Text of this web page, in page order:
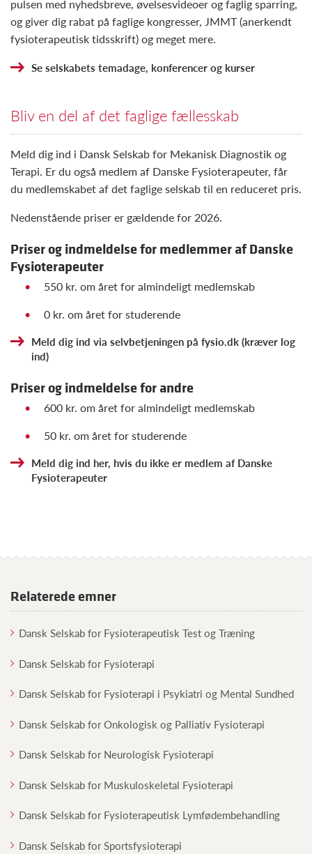
pulsen med nyhedsbreve, øvelsesvideoer og faglig sparring,
og giver dig rabat på faglige kongresser, JMMT (anerkendt
fysioterapeutisk tidsskrift) og meget mere.
Se selskabets temadage, konferencer og kurser
Bliv en del af det faglige fællesskab
Meld dig ind i Dansk Selskab for Mekanisk Diagnostik og
Terapi. Er du også medlem af Danske Fysioterapeuter, får
du medlemskabet af det faglige selskab til en reduceret pris.
Nedenstående priser er gældende for 2026.
Priser og indmeldelse for medlemmer af Danske
Fysioterapeuter
550 kr. om året for almindeligt medlemskab
0 kr. om året for studerende
Meld dig ind via selvbetjeningen på fysio.dk (kræver log
ind)
Priser og indmeldelse for andre
600 kr. om året for almindeligt medlemskab
50 kr. om året for studerende
Meld dig ind her, hvis du ikke er medlem af Danske
Fysioterapeuter
Relaterede emner
Dansk Selskab for Fysioterapeutisk Test og Træning
Dansk Selskab for Fysioterapi
Dansk Selskab for Fysioterapi i Psykiatri og Mental Sundhed
Dansk Selskab for Onkologisk og Palliativ Fysioterapi
Dansk Selskab for Neurologisk Fysioterapi
Dansk Selskab for Muskuloskeletal Fysioterapi
Dansk Selskab for Fysioterapeutisk Lymfødembehandling
Dansk Selskab for Sportsfysioterapi